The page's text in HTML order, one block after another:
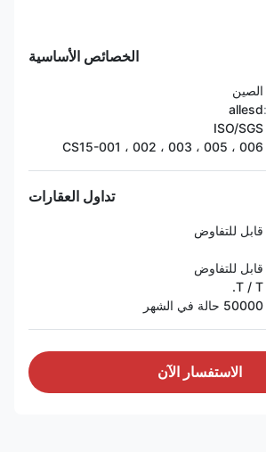
الخصائص الأساسية
الصين
allesd
ISO/SGS
CS15-001 ، 002 ، 003 ، 005 ، 006
تداول العقارات
قابل للتفاوض
قابل للتفاوض
T / T.
50000 حالة في الشهر
الاستفسار الآن